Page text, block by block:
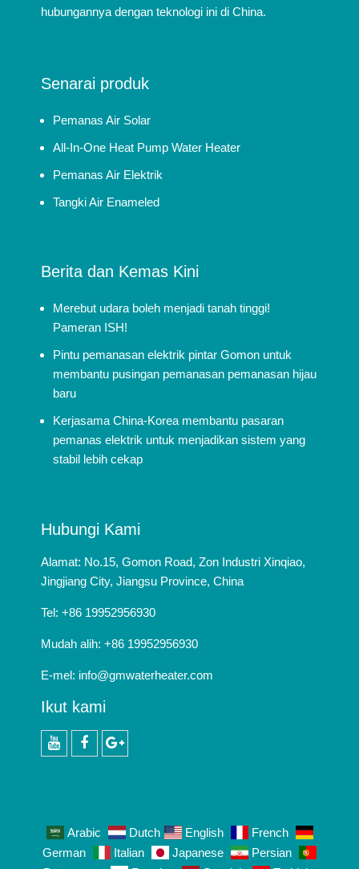
hubungannya dengan teknologi ini di China.
Senarai produk
Pemanas Air Solar
All-In-One Heat Pump Water Heater
Pemanas Air Elektrik
Tangki Air Enameled
Berita dan Kemas Kini
Merebut udara boleh menjadi tanah tinggi!
Pameran ISH!
Pintu pemanasan elektrik pintar Gomon untuk
membantu pusingan pemanasan pemanasan hijau
baru
Kerjasama China-Korea membantu pasaran
pemanas elektrik untuk menjadikan sistem yang
stabil lebih cekap
Hubungi Kami
Alamat: No.15, Gomon Road, Zon Industri Xinqiao,
Jingjiang City, Jiangsu Province, China
Tel: +86 19952956930
Mudah alih: +86 19952956930
E-mel: info@gmwaterheater.com
Ikut kami
Arabic Dutch English
French
German
Italian Japanese
Persian